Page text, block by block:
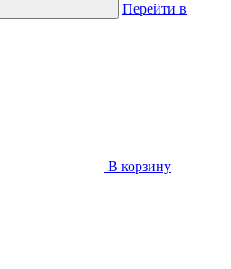
Перейти в
В корзину